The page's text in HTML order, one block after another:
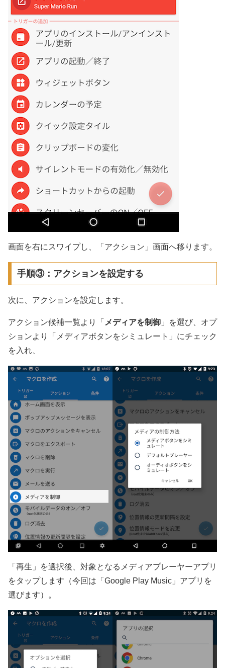
画面を右にスワイプし、「アクション」画面へ移ります。
手順③：アクションを設定する
次に、アクションを設定します。
アクション候補一覧より「 メディアを制御 」を選び、オプ
ションより「メディアボタンをシミュレート」にチェック
を入れ、
「再生」を選択後、対象となるメディアプレーヤーアプリ
をタップします（今回は「Google Play Music」アプリを
選びます）。